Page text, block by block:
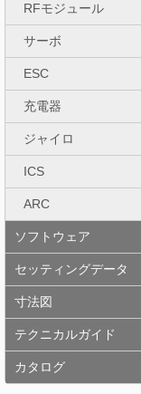
RFモジュール
サーボ
ESC
充電器
ジャイロ
ICS
ARC
ソフトウェア
セッティングデータ
寸法図
テクニカルガイド
カタログ